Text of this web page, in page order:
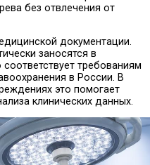
без отвлечения от
документации.
заносятся в
требованиям
в России. В
это помогает
клинических данных.